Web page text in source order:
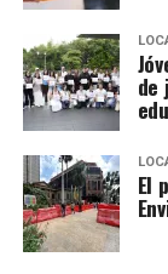
de
El